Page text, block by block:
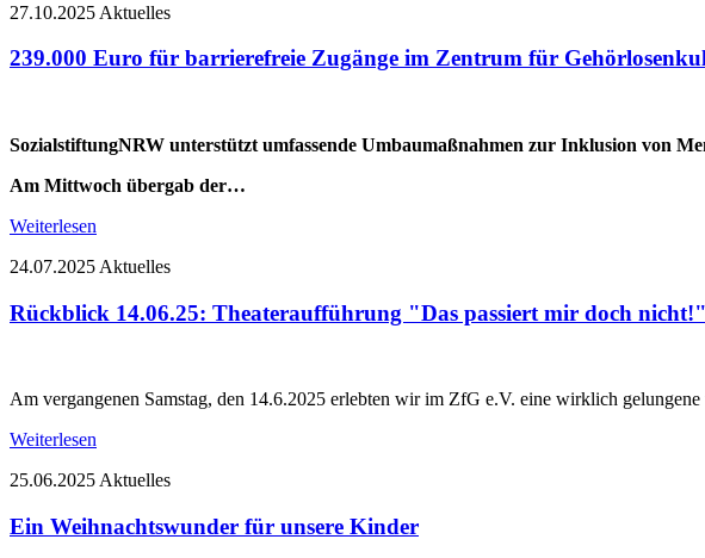
27.10.2025 Aktuelles
239.000 Euro für barrierefreie Zugänge im Zentrum für
SozialstiftungNRW unterstützt umfassende Umbaumaßnahmen zur Inklusion von
Am Mittwoch übergab der…
Weiterlesen
24.07.2025 Aktuelles
Rückblick 14.06.25: Theateraufführung "Das passiert mir doch
Am vergangenen Samstag, den 14.6.2025 erlebten wir im ZfG e.V. eine wirklich
Weiterlesen
25.06.2025Aktuelles
Ein Weihnachtswunder für unsere Kinder